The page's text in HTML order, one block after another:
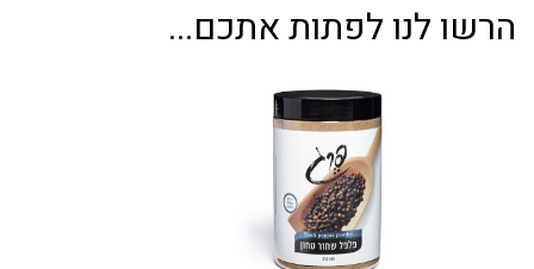
הרשו לנו לפתות אתכם...